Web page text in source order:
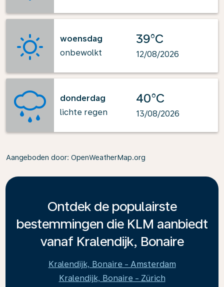
woensdag
onbewolkt
39°C
12/08/2026
donderdag
lichte regen
40°C
13/08/2026
Aangeboden door: OpenWeatherMap.org
Ontdek de populairste
bestemmingen die KLM aanbiedt
vanaf Kralendijk, Bonaire
Kralendijk, Bonaire - Amsterdam
Kralendijk, Bonaire - Zürich